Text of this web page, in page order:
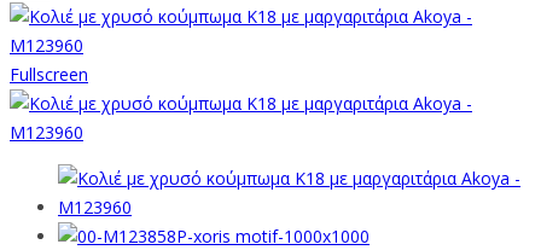
Fullscreen